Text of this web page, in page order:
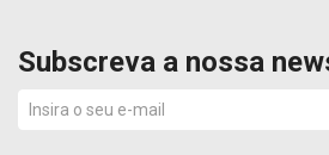
Subscreva a nossa